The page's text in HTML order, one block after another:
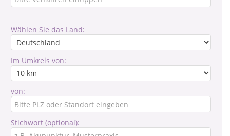
Wählen Sie das Land:
Im Umkreis von:
von:
Stichwort (optional):